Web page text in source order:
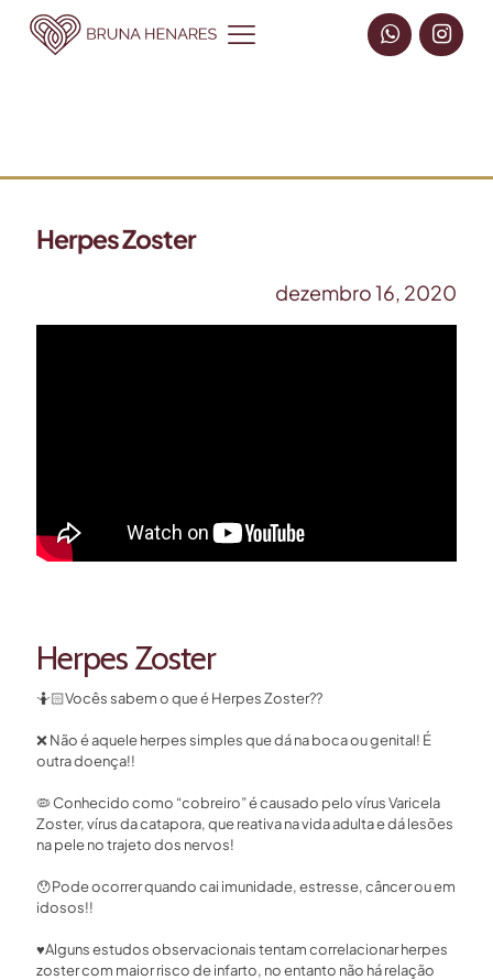
Herpes Zoster
dezembro 16, 2020
Herpes Zoster
🤷🏻Vocês sabem o que é Herpes Zoster??⁣
❌ Não é aquele herpes simples que dá na boca ou genital! É
outra doença!!⁣
🦠 Conhecido como “cobreiro” é causado pelo vírus Varicela
Zoster, vírus da catapora, que reativa na vida adulta e dá lesões
na pele no trajeto dos nervos!⁣
😯Pode ocorrer quando cai imunidade, estresse, câncer ou em
idosos!!⁣
♥️Alguns estudos observacionais tentam correlacionar herpes
zoster com maior risco de infarto, no entanto não há relação